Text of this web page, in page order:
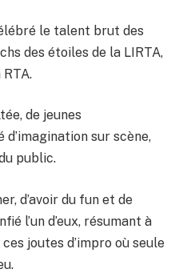
le talent brut des
des étoiles de la LIRTA,
de jeunes
sur scène,
public.
d’avoir du fun et de
l’un d’eux, résumant à
joutes d’impro où seule